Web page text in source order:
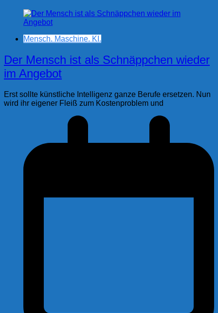
Mensch. Maschine. KI.
Der Mensch ist als Schnäppchen wieder
im Angebot
Erst sollte künstliche Intelligenz ganze Berufe ersetzen. Nun
wird ihr eigener Fleiß zum Kostenproblem und